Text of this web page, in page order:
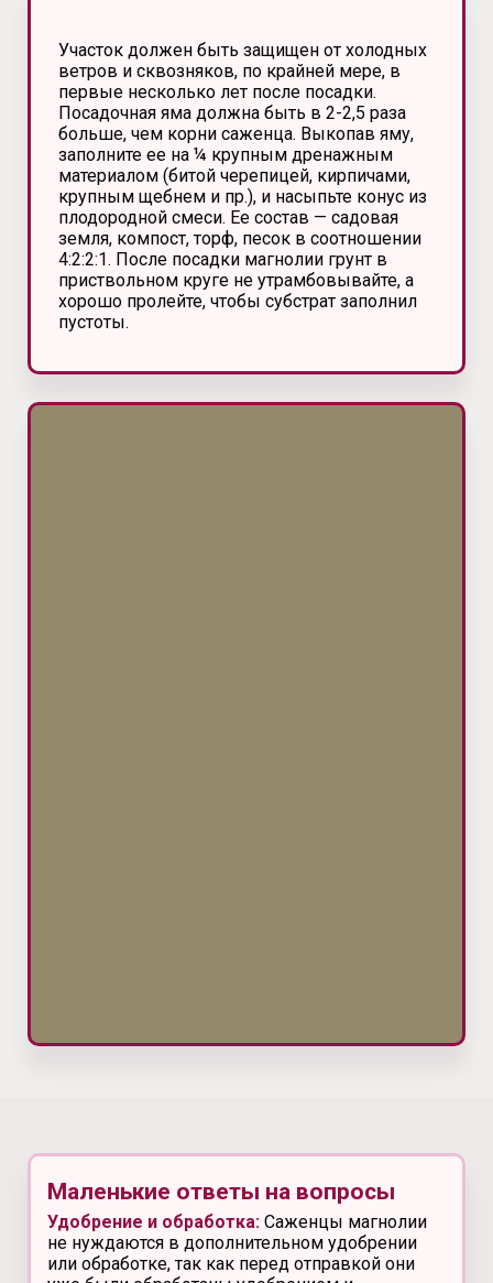
Участок должен быть защищен от холодных
ветров и сквозняков, по крайней мере, в
первые несколько лет после посадки.
Посадочная яма должна быть в 2-2,5 раза
больше, чем корни саженца. Выкопав яму,
заполните ее на ¼ крупным дренажным
материалом (битой черепицей, кирпичами,
крупным щебнем и пр.), и насыпьте конус из
плодородной смеси. Ее состав — садовая
земля, компост, торф, песок в соотношении
4:2:2:1. После посадки магнолии грунт в
приствольном круге не утрамбовывайте, а
хорошо пролейте, чтобы субстрат заполнил
пустоты.
Маленькие ответы на вопросы
Удобрение и обработка: Саженцы магнолии
не нуждаются в дополнительном удобрении
или обработке, так как перед отправкой они